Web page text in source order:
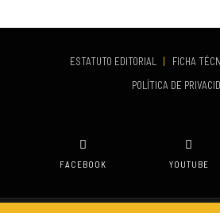
ESTATUTO EDITORIAL | FICHA
POLÍTICA DE
FACEBOOK YOUTUBE